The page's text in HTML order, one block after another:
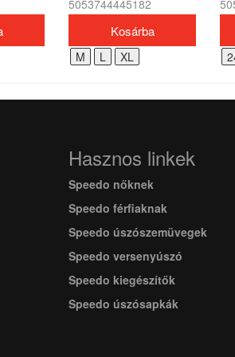
VOLLEY férfi
5053744445182
M L XL
Hasznos linkek
Speedo nőknek
Speedo férfiaknak
Speedo úszószemüvegek
Speedo versenyúszó
Speedo kiegészítők
Speedo úszósapkák